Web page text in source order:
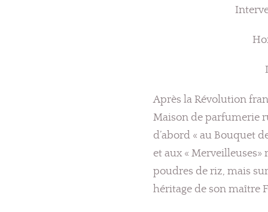
Après la Révolution
Maison de parfumerie
d’abord « au Bouquet
et aux «
poudres de riz, mais
héritage de son maître